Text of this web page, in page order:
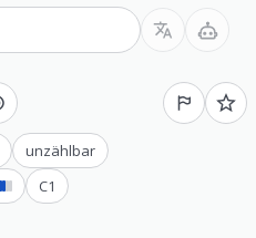
unzählbar
C1